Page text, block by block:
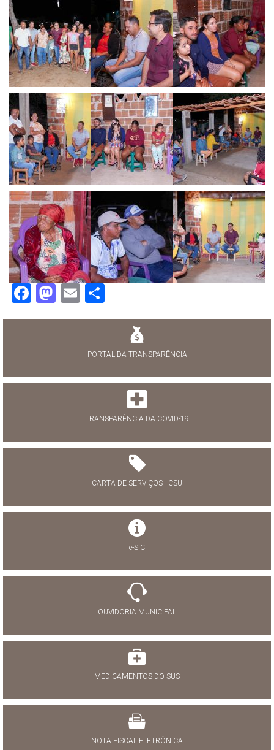
Facebook
Mastodon
Email
PORTAL DA TRANSPARÊNCIA
TRANSPARÊNCIA DA COVID-19
CARTA DE SERVIÇOS - CSU
e-SIC
OUVIDORIA MUNICIPAL
MEDICAMENTOS DO SUS
NOTA FISCAL ELETRÔNICA